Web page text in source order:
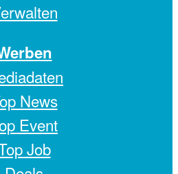
News
Event
Job